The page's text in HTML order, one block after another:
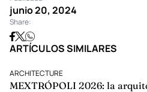
junio 20, 2024
Share:
ARTÍCULOS SIMILARES
ARCHITECTURE
MEXTRÓPOLI 2026: la